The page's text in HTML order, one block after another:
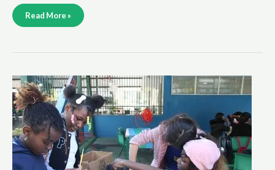
Read More »
Índice
de
Desempenho
Socioeconômico
do
Brasil
sobe
12,8%